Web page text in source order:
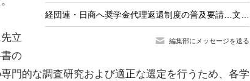
経団連・日商へ奨学金代理返還制度の普及要請…文科相7/28会見
編集部にメッセージを送る
立
の
門的な調査研究および適正な選定を行うため、各学